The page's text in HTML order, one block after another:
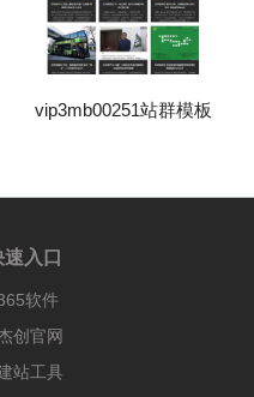
vip3mb00251站群模板
速入口
软件
创官网
站工具